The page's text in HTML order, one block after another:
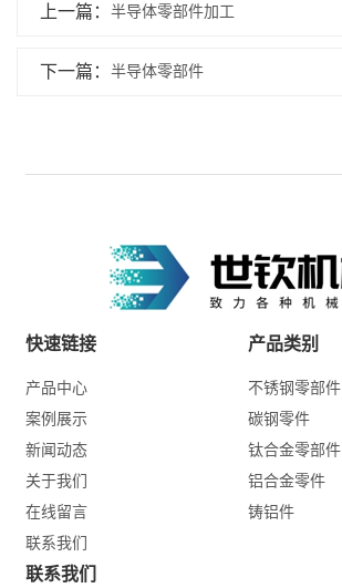
上一篇： 半导体零部件加工
下一篇： 半导体零部件
快速链接
产品中心
案例展示
新闻动态
关于我们
在线留言
联系我们
产品类别
不锈钢零部件
碳钢零件
钛合金零部件
铝合金零件
铸铝件
联系我们